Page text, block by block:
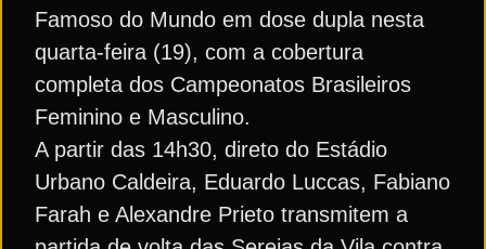
Famoso do Mundo em dose dupla nesta
quarta-feira (19), com a cobertura
completa dos Campeonatos Brasileiros
Feminino e Masculino.
A partir das 14h30, direto do Estádio
Urbano Caldeira, Eduardo Luccas, Fabiano
Farah e Alexandre Prieto transmitem a